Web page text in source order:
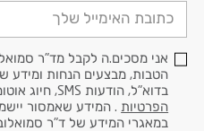
אני מסכים.ה לקבל מד"ר
הטבות, מבצעים הנחות ומידע
בדוא"ל, הודעות SMS, חיוג אוטומטי ועוד, בהתאם
הפרטיות . המידע שאמסור
במאגרי המידע של ד"ר